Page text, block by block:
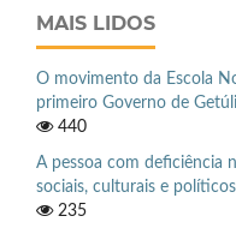
MAIS LIDOS
O movimento da Escola
primeiro Governo de
440
A pessoa com deficiência
sociais, culturais e políticos
235